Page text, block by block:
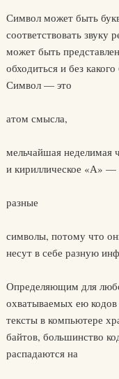
Символ может быть
соответствовать звуку
может быть
обходиться и без
Символ — это
атом смысла,
мельчайшая неделимая
и кириллическое «А» —
разные
символы, потому что
несут в себе разную
Определяющим для
охватываемых ею кодов
тексты в компьютере
байтов, большинство
распадаются на